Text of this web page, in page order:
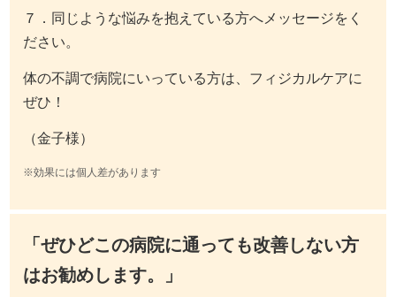
７．同じような悩みを抱えている方へメッセージをく
ださい。
体の不調で病院にいっている方は、フィジカルケアに
ぜひ！
（金子様）
※効果には個人差があります
「ぜひどこの病院に通っても改善しない方
はお勧めします。」